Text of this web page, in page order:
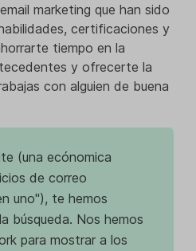
marketing que han sido
certificaciones y
tiempo en la
y ofrecerte la
con alguien de buena
(una ecónomica
de correo
uno"), te hemos
búsqueda. Nos hemos
para mostrar a los